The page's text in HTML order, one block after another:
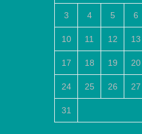
3 4 5 6
10 11 12 13
17 18 19 20
24 25 26 27
31